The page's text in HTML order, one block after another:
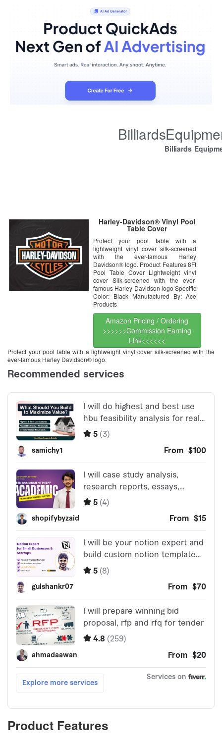
Billiards
Harley-Davidson® Vinyl Pool
Table Cover
Protect your pool table with a
lightweight vinyl cover silk-screened
with the ever-famous Harley
Davidson® logo. Product Features 8Ft
Pool Table Cover Lightweight vinyl
cover Silk-screened with the ever-
famous Harley-Davidson logo Specific
Color: Black Manufactured By: Ace
Products
Amazon Pricing / Ordering
>>>>>>Commission Earning
Link<<<<<<
Protect your pool table with a lightweight vinyl cover silk-screened with the
ever-famous Harley Davidson® logo.
Product Features